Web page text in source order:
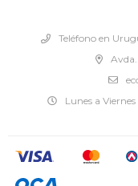
Teléfono en
Lunes a